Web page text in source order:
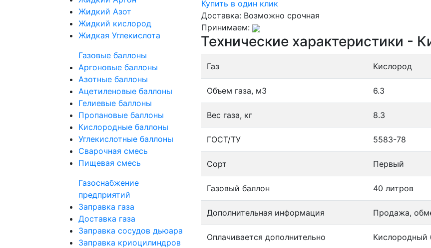
Жидкий Азот
Жидкий кислород
Жидкая Углекислота
Газовые баллоны
Аргоновые баллоны
Азотные баллоны
Ацетиленовые баллоны
Гелиевые баллоны
Пропановые баллоны
Кислородные баллоны
Углекислотные баллоны
Сварочная смесь
Пищевая смесь
Газоснабжение
предприятий
Заправка газа
Доставка газа
Заправка сосудов дьюара
Заправка криоцилиндров
Купить в один клик
Доставка: Возможно срочная
Принимаем:
Технические характеристики -
Газ Кислород
Объем газа, м3 6.3
Вес газа, кг 8.3
ГОСТ/ТУ 5583-78
Сорт Первый
Газовый баллон 40 литров
Дополнительная информация Продажа,
Оплачивается дополнительно Кислородный